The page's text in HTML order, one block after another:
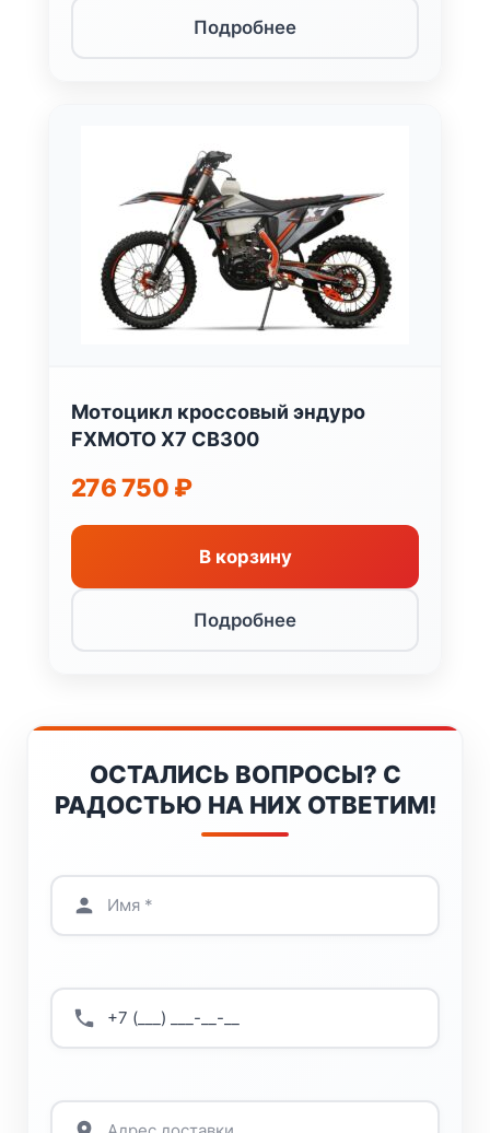
Подробнее
Мотоцикл кроссовый эндуро
FXMOTO X7 CB300
276 750 ₽
В корзину
Подробнее
ОСТАЛИСЬ ВОПРОСЫ? С
РАДОСТЬЮ НА НИХ ОТВЕТИМ!